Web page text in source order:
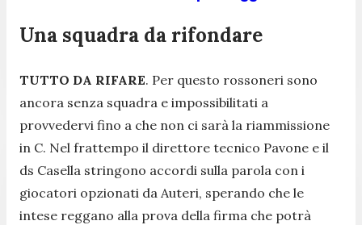
Una squadra da rifondare
TUTTO DA RIFARE. Per questo rossoneri sono
ancora senza squadra e impossibilitati a
provvedervi fino a che non ci sarà la riammissione
in C. Nel frattempo il direttore tecnico Pavone e il
ds Casella stringono accordi sulla parola con i
giocatori opzionati da Auteri, sperando che le
intese reggano alla prova della firma che potrà